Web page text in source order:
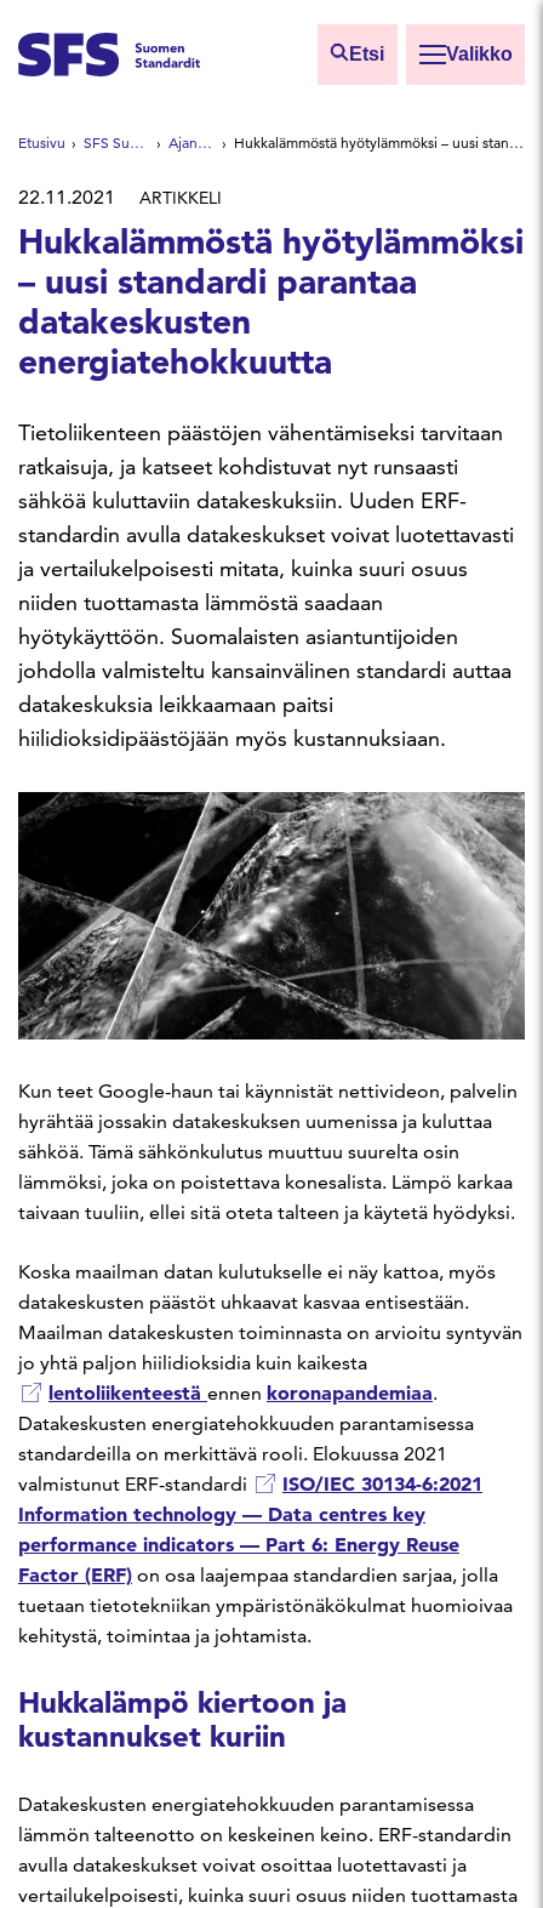
Etsi Valikko
Etsi sivuilta
Hae hakutermillä
Etusivu SFS Suomen Standardit Ajankohtaista Hukkalämmöstä hyötylämmöksi – uusi standardi parantaa datakeskusten energiatehokkuutta
22.11.2021 ARTIKKELI
Hukkalämmöstä hyötylämmöksi
– uusi standardi parantaa
datakeskusten
energiatehokkuutta
Tietoliikenteen päästöjen vähentämiseksi tarvitaan
ratkaisuja, ja katseet kohdistuvat nyt runsaasti
sähköä kuluttaviin datakeskuksiin. Uuden ERF-
standardin avulla datakeskukset voivat luotettavasti
ja vertailukelpoisesti mitata, kuinka suuri osuus
niiden tuottamasta lämmöstä saadaan
hyötykäyttöön. Suomalaisten asiantuntijoiden
johdolla valmisteltu kansainvälinen standardi auttaa
datakeskuksia leikkaamaan paitsi
hiilidioksidipäästöjään myös kustannuksiaan.
Kun teet Google-haun tai käynnistät nettivideon, palvelin
hyrähtää jossakin datakeskuksen uumenissa ja kuluttaa
sähköä. Tämä sähkönkulutus muuttuu suurelta osin
lämmöksi, joka on poistettava konesalista. Lämpö karkaa
taivaan tuuliin, ellei sitä oteta talteen ja käytetä hyödyksi.
Koska maailman datan kulutukselle ei näy kattoa, myös
datakeskusten päästöt uhkaavat kasvaa entisestään.
Maailman datakeskusten toiminnasta on arvioitu syntyvän
jo yhtä paljon hiilidioksidia kuin kaikesta
lentoliikenteestä ennen koronapandemiaa.
Datakeskusten energiatehokkuuden parantamisessa
standardeilla on merkittävä rooli. Elokuussa 2021
valmistunut ERF-standardi
ISO/IEC 30134-6:2021
Information technology — Data centres key
performance indicators — Part 6: Energy Reuse
Factor (ERF) on osa laajempaa standardien sarjaa, jolla
tuetaan tietotekniikan ympäristönäkökulmat huomioivaa
kehitystä, toimintaa ja johtamista.
Hukkalämpö kiertoon ja
kustannukset kuriin
Datakeskusten energiatehokkuuden parantamisessa
lämmön talteenotto on keskeinen keino. ERF-standardin
avulla datakeskukset voivat osoittaa luotettavasti ja
vertailukelpoisesti, kuinka suuri osuus niiden tuottamasta